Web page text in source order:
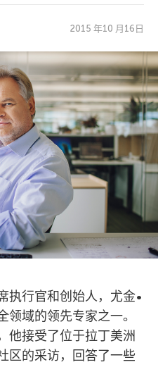
2015 年10 月16日
执行官和创始人，尤金•
域的领先专家之一。
他接受了位于拉丁美洲
区的采访，回答了一些